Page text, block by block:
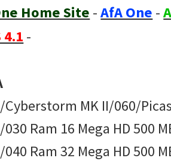
Home Site -AfA One -
4.1 -
MK II/060/
Ram 16 Mega HD 500
Ram 32 Mega HD 500